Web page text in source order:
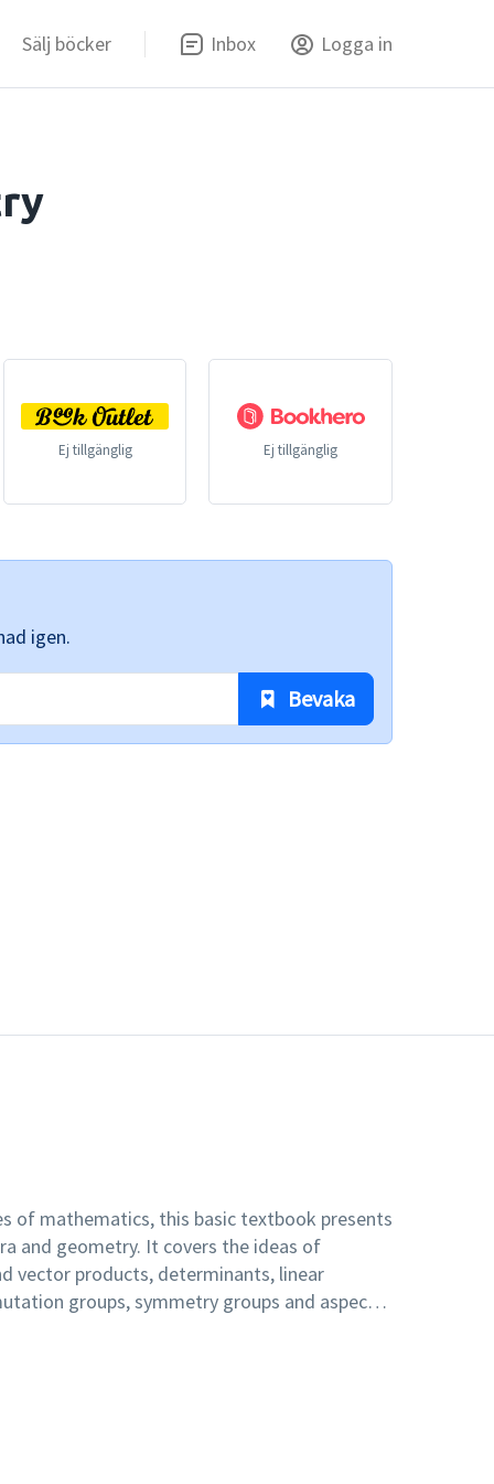
Sälj böcker Inbox Logga in
Ej tillgänglig Ej tillgänglig
igen.
Bevaka
of mathematics, this basic textbook presents
and geometry. It covers the ideas of
vector products, determinants, linear
groups, symmetry groups and aspects
of isometries, rotations, and spherical